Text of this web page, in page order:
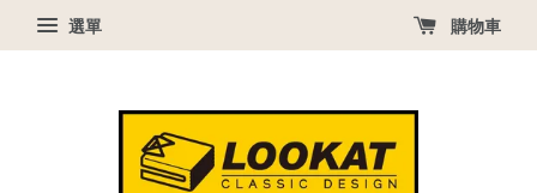
選單 購物車